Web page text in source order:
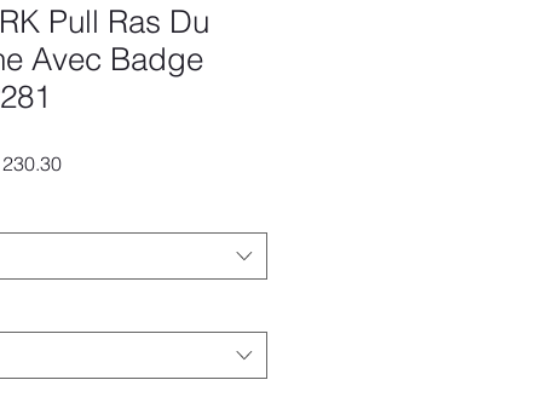
Pull Ras Du
Avec Badge
Sale-